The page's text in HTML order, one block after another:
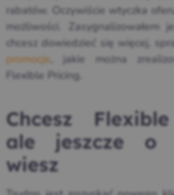
rabatów. Oczywiście wtyczka
możliwości. Zasygnalizowałem
chcesz dowiedzieć się więcej,
promocje , jakie można
Flexible Pricing.
Chcesz
ale jeszcze o
wiesz